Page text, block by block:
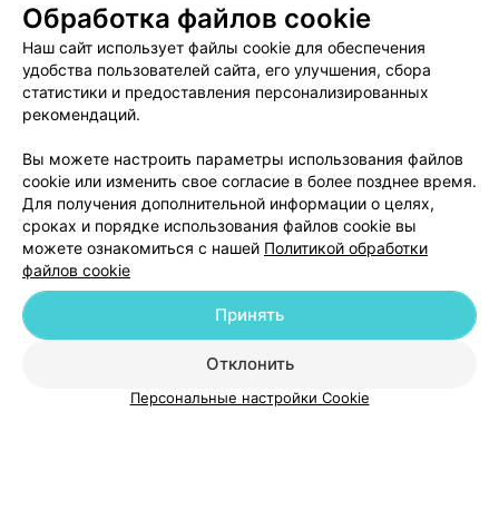
Добавить специалиста
О проекте Новости проекта
Размещение рекламы
Медицинский маркетинг
Публичный договор
Пользовательское соглашение
Способы оплаты
Обработка файлов cookie
Наш сайт использует файлы cookie для обеспечения
удобства пользователей сайта, его улучшения, сбора
статистики и предоставления персонализированных
рекомендаций.
Вы можете настроить параметры использования файлов
cookie или изменить свое согласие в более позднее время.
Для получения дополнительной информации о целях,
сроках и порядке использования файлов cookie вы
можете ознакомиться с нашей Политикой обработки
файлов cookie
Отклонить
Принять
Персональные настройки Cookie